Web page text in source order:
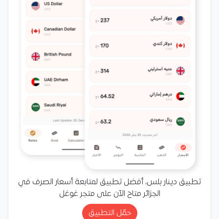
تطبيق دينار بلس، أفضل تطبيق لمتابعة أسعار الصرف في
الجزائر متاح الآن على متجر غوغل
حمّل التطبيق